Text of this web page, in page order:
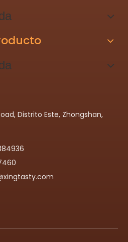
Distrito Este, Zhongshan,